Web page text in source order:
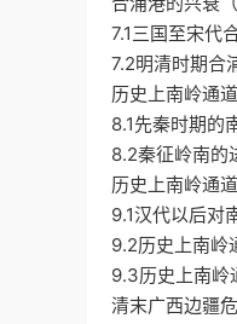
7.1三国至宋代
7.2明清时期合
历史上南岭通
8.1先秦时期的
8.2秦征岭南的
历史上南岭通
9.1汉代以后对
9.2历史上南岭
9.3历史上南岭
清末广西边疆